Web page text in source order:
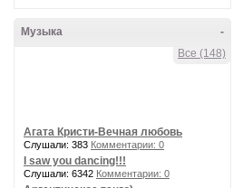
-
Музыка
Все (148)
Агата Кристи-Вечная любовь
Слушали: 383 Комментарии: 0
I saw you dancing!!!
Слушали: 6342 Комментарии: 0